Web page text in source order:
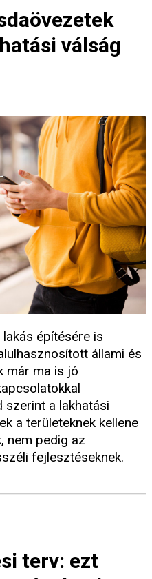
válság
építésére is
állami és
már ma is jó
szerint a lakhatási
a területeknek kellene
nem pedig az
fejlesztéseknek.
terv: ezt